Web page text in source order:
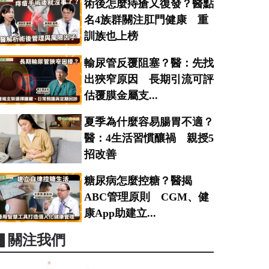
術後怎麼痔瘡又復發？醫點
名4族群關注肛門健康 重
訓族也上榜
輸尿管反覆阻塞？醫：先找
出狹窄原因 長期引流可評
估覆膜金屬支...
夏季為什麼容易腸胃不適？
醫：4生活習慣釀禍 親授5
招改善
糖尿病怎麼控糖？醫揭
ABC管理原則 CGM、健
康App助建立...
注我們